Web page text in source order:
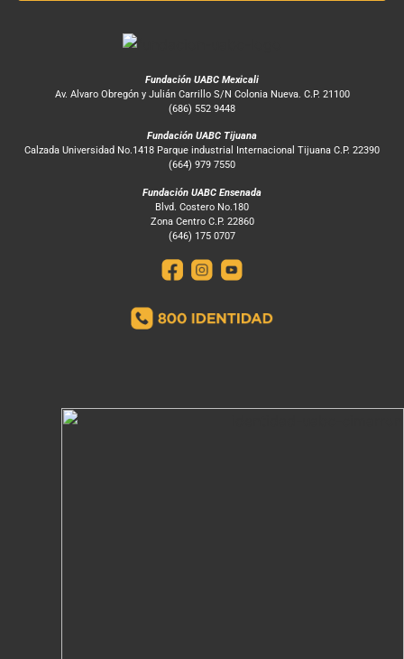
Fundación UABC Mexicali
Av. Alvaro Obregón y Julián Carrillo S/N Colonia Nueva. C.P. 21100
(686) 552 9448
Fundación UABC Tijuana
Calzada Universidad No.1418 Parque industrial Internacional Tijuana C.P. 22390
(664) 979 7550
Fundación UABC Ensenada
Blvd. Costero No.180
Zona Centro C.P. 22860
(646) 175 0707